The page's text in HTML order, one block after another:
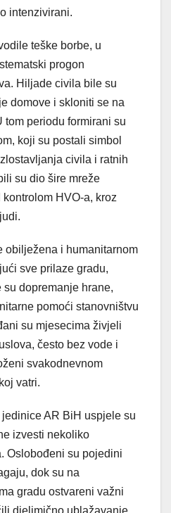
intenzivirani.
teške borbe, u
progon
Hiljade civila bile su
domove i skloniti se na
tom periodu formirani su
koji su postali simbol
civila i ratnih
su dio šire mreže
HVO-a, kroz
obilježena i humanitarnom
sve prilaze gradu,
dopremanje hrane,
pomoći stanovništvu
su mjesecima živjeli
često bez vode i
svakodnevnom
vatri.
AR BiH uspjele su
izvesti nekoliko
Oslobođeni su pojedini
dok su na
gradu ostvareni važni
djelimično ublažavanje